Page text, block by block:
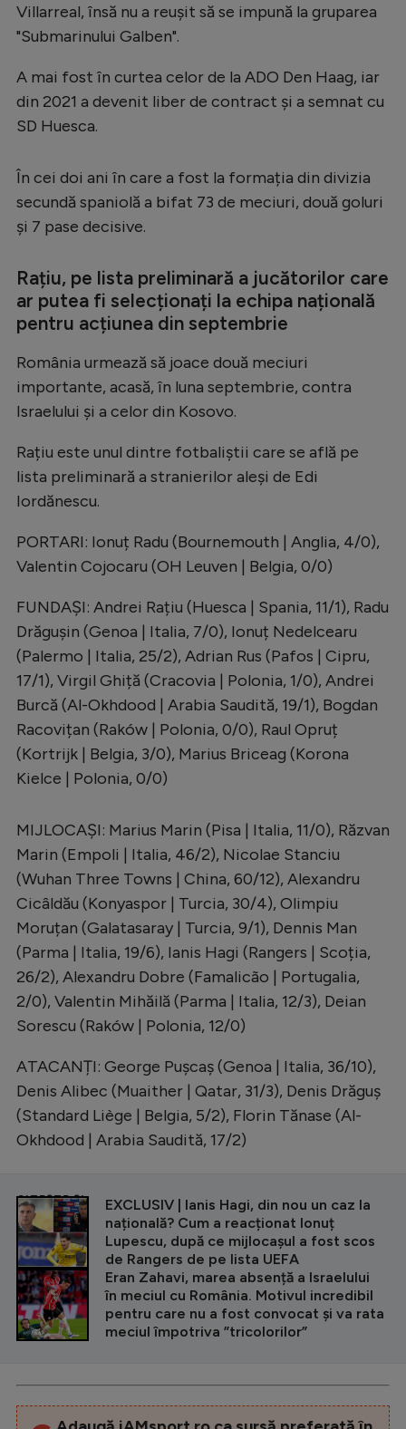
Alte sporturi
Intră în cont
Villarreal, însă nu a reușit să se impună la gruparea
"Submarinului Galben".
A mai fost în curtea celor de la ADO Den Haag, iar
din 2021 a devenit liber de contract și a semnat cu
SD Huesca.
În cei doi ani în care a fost la formația din divizia
secundă spaniolă a bifat 73 de meciuri, două goluri
și 7 pase decisive.
Rațiu, pe lista preliminară a jucătorilor care
ar putea fi selecționați la echipa națională
pentru acțiunea din septembrie
România urmează să joace două meciuri
importante, acasă, în luna septembrie, contra
Israelului și a celor din Kosovo.
Rațiu este unul dintre fotbaliștii care se află pe
lista preliminară a stranierilor aleși de Edi
Iordănescu.
PORTARI: Ionuț Radu (Bournemouth | Anglia, 4/0),
Valentin Cojocaru (OH Leuven | Belgia, 0/0)
FUNDAȘI: Andrei Rațiu (Huesca | Spania, 11/1), Radu
Drăgușin (Genoa | Italia, 7/0), Ionuț Nedelcearu
(Palermo | Italia, 25/2), Adrian Rus (Pafos | Cipru,
17/1), Virgil Ghiță (Cracovia | Polonia, 1/0), Andrei
Burcă (Al-Okhdood | Arabia Saudită, 19/1), Bogdan
Racovițan (Raków | Polonia, 0/0), Raul Opruț
(Kortrijk | Belgia, 3/0), Marius Briceag (Korona
Kielce | Polonia, 0/0)
MIJLOCAȘI: Marius Marin (Pisa | Italia, 11/0), Răzvan
Marin (Empoli | Italia, 46/2), Nicolae Stanciu
(Wuhan Three Towns | China, 60/12), Alexandru
Cicâldău (Konyaspor | Turcia, 30/4), Olimpiu
Moruțan (Galatasaray | Turcia, 9/1), Dennis Man
(Parma | Italia, 19/6), Ianis Hagi (Rangers | Scoția,
26/2), Alexandru Dobre (Famalicão | Portugalia,
2/0), Valentin Mihăilă (Parma | Italia, 12/3), Deian
Sorescu (Raków | Polonia, 12/0)
ATACANȚI: George Pușcaș (Genoa | Italia, 36/10),
Denis Alibec (Muaither | Qatar, 31/3), Denis Drăguș
(Standard Liège | Belgia, 5/2), Florin Tănase (Al-
Okhdood | Arabia Saudită, 17/2)
CITEȘTE ȘI
EXCLUSIV | Ianis Hagi, din nou un caz la
națională? Cum a reacționat Ionuț
Lupescu, după ce mijlocașul a fost scos
de Rangers de pe lista UEFA
Eran Zahavi, marea absență a Israelului
în meciul cu România. Motivul incredibil
pentru care nu a fost convocat și va rata
meciul împotriva ”tricolorilor”